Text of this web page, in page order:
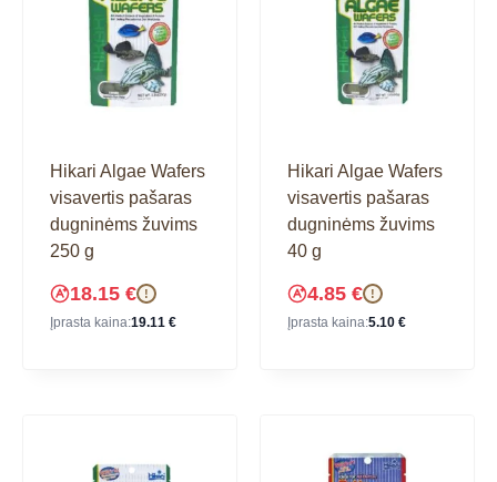
Hikari Algae Wafers
visavertis pašaras
dugninėms žuvims
250 g
18.15 € !
Įprasta kaina:19.11 €
Hikari Algae Wafers
visavertis pašaras
dugninėms žuvims
40 g
4.85 € !
Įprasta kaina:5.10 €